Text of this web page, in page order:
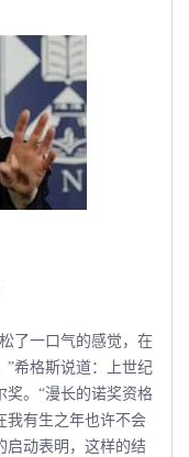
了一口气的感觉，在
”希格斯说道：上世纪
奖。“漫长的诺奖资格
我有生之年也许不会
启动表明，这样的结